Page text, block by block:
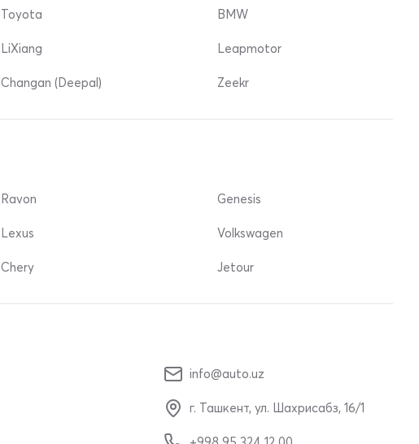
Toyota
LiXiang
Changan (Deepal)
BMW
Leapmotor
Zeekr
Ravon
Lexus
Chery
Genesis
Volkswagen
Jetour
info@auto.uz
г. Ташкент, ул. Шахрисабз, 16/1